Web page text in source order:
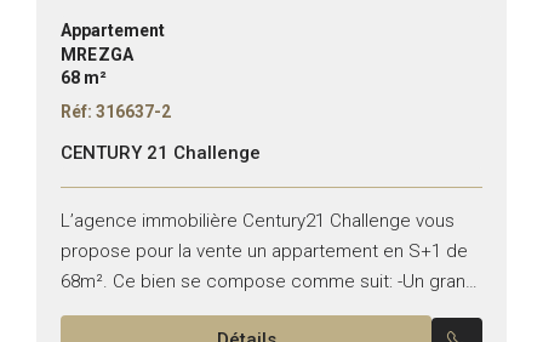
Appartement
MREZGA
68 m²
Réf: 316637-2
CENTURY 21 Challenge
L’agence immobilière Century21 Challenge vous
propose pour la vente un appartement en S+1 de
68m². Ce bien se compose comme suit: -Un grand
salon ouvrant sur la terrasse. -Une cuisine équipée.